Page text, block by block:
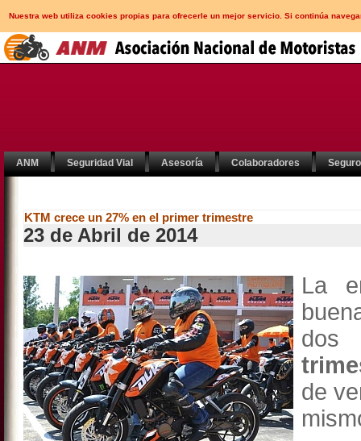
Nuestra web utiliza cookies propias para ofrecerle un mejor servicio. Si continúa
ANM Seguridad Vial Asesoría Colaboradores
KTM crece un 27% en el primer trimestre
23 de Abril de 2014
La
dos
de